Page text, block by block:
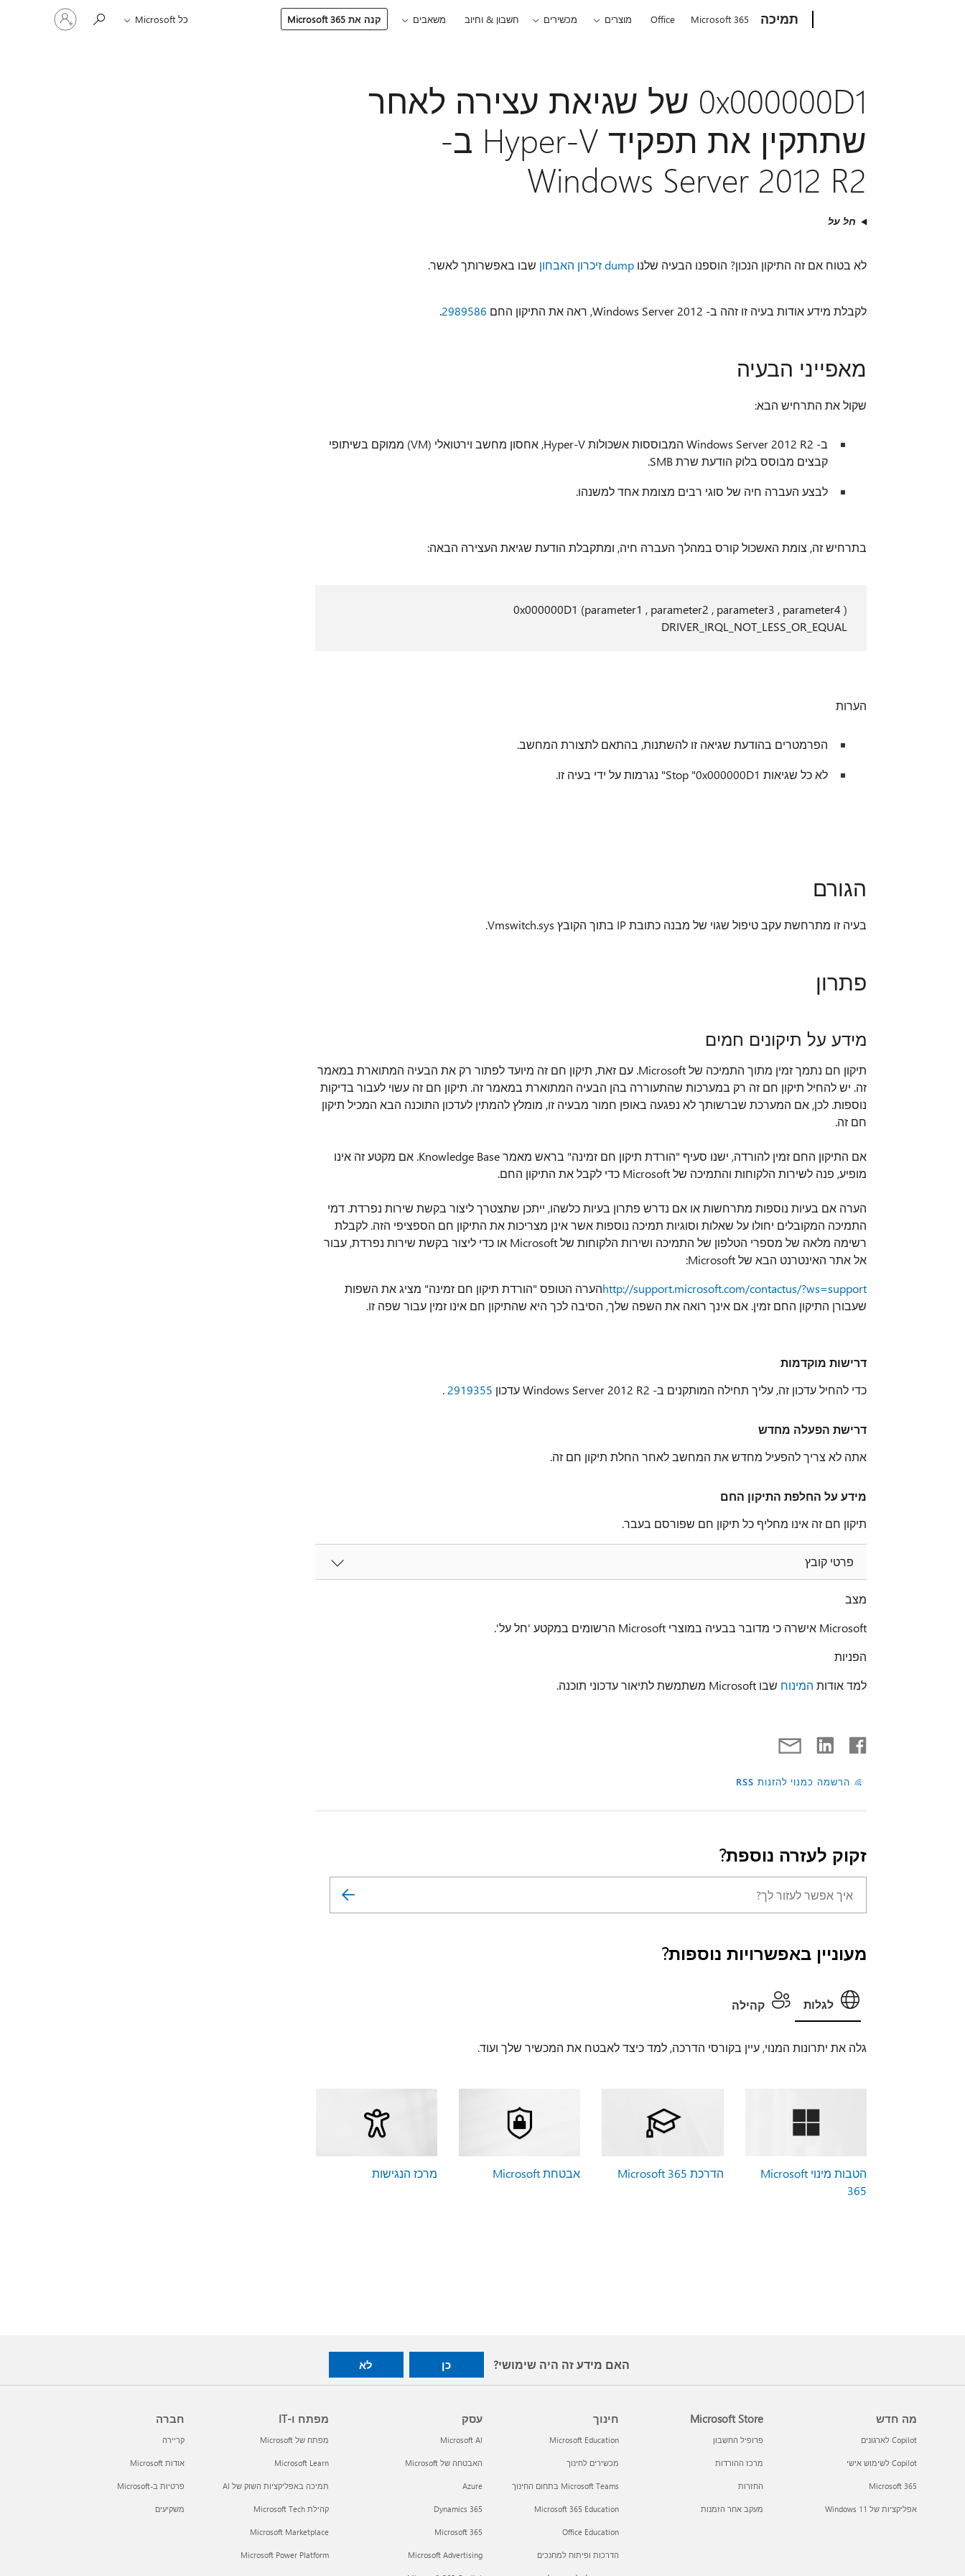
תמיכה Microsoft 365
Office מוצרים מכשירים חשבון & וחיוב משאבים קנה את Microsoft 365 כל Microsoft
היכנס
לחשבון
שלך
0x000000D1 של שגיאת עצירה לאחר
שתתקין את תפקיד Hyper-V ב-
Windows Server 2012 R2
חל על
לא בטוח אם זה התיקון הנכון? הוספנו הבעיה שלנו dump זיכרון האבחון שבו באפשרותך לאשר.
לקבלת מידע אודות בעיה זו זהה ב- Windows Server 2012, ראה את התיקון החם 2989586
.
מאפייני הבעיה
שקול את התרחיש הבא:
ב- Windows Server 2012 R2 המבוססות אשכולות Hyper-V, אחסון מחשב וירטואלי (VM) ממוקם בשיתופי
קבצים מבוסס בלוק הודעת שרת SMB.
לבצע העברה חיה של סוגי רבים מצומת אחד למשנהו.
בתרחיש זה, צומת האשכול קורס במהלך העברה חיה, ומתקבלת הודעת שגיאת העצירה הבאה:
0x000000D1 (parameter1 , parameter2 , parameter3 , parameter4 )
DRIVER_IRQL_NOT_LESS_OR_EQUAL
הערות
הפרמטרים בהודעת שגיאה זו להשתנות, בהתאם לתצורת המחשב.
לא כל שגיאות Stop "0x000000D1" נגרמות על ידי בעיה זו.
הגורם
בעיה זו מתרחשת עקב טיפול שגוי של מבנה כתובת IP בתוך הקובץ Vmswitch.sys.
פתרון
מידע על תיקונים חמים
תיקון חם נתמך זמין מתוך התמיכה של Microsoft. עם זאת, תיקון חם זה מיועד לפתור רק את הבעיה המתוארת במאמר
זה. יש להחיל תיקון חם זה רק במערכות שהתעוררה בהן הבעיה המתוארת במאמר זה. תיקון חם זה עשוי לעבור בדיקות
נוספות. לכן, אם המערכת שברשותך לא נפגעה באופן חמור מבעיה זו, מומלץ להמתין לעדכון התוכנה הבא המכיל תיקון
חם זה.
אם התיקון החם זמין להורדה, ישנו סעיף "הורדת תיקון חם זמינה" בראש מאמר Knowledge Base. אם מקטע זה אינו
מופיע, פנה לשירות הלקוחות והתמיכה של Microsoft כדי לקבל את התיקון החם.
הערה אם בעיות נוספות מתרחשות או אם נדרש פתרון בעיות כלשהו, ייתכן שתצטרך ליצור בקשת שירות נפרדת. דמי
התמיכה המקובלים יחולו על שאלות וסוגיות תמיכה נוספות אשר אינן מצריכות את התיקון חם הספציפי הזה. לקבלת
רשימה מלאה של מספרי הטלפון של התמיכה ושירות הלקוחות של Microsoft או כדי ליצור בקשת שירות נפרדת, עבור
אל אתר האינטרנט הבא של Microsoft:
http://support.microsoft.com/contactus/?ws=supportהערה הטופס "הורדת תיקון חם זמינה" מציג את השפות
שעבורן התיקון החם זמין. אם אינך רואה את השפה שלך, הסיבה לכך היא שהתיקון חם אינו זמין עבור שפה זו.
דרישות מוקדמות
כדי להחיל עדכון זה, עליך תחילה המותקנים ב- Windows Server 2012 R2 עדכון
2919355
.
דרישת הפעלה מחדש
אתה לא צריך להפעיל מחדש את המחשב לאחר החלת תיקון חם זה.
מידע על החלפת התיקון החם
תיקון חם זה אינו מחליף כל תיקון חם שפורסם בעבר.
פרטי קובץ
מצב
Microsoft אישרה כי מדובר בבעיה במוצרי Microsoft הרשומים במקטע 'חל על'.
הפניות
למד אודות המינוח שבו Microsoft משתמשת לתיאור עדכוני תוכנה.
הרשמה כמנוי להזנות RSS
זקוק לעזרה נוספת?
מעוניין באפשרויות נוספות?
לגלות קהילה
גלה את יתרונות המנוי, עיין בקורסי הדרכה, למד כיצד לאבטח את המכשיר שלך ועוד.
הטבות מינוי Microsoft
365
הדרכת Microsoft 365 אבטחת Microsoft מרכז הנגישות
האם מידע זה היה שימושי? כן לא
מה חדש
Copilot לארגונים
Copilot לשימוש אישי
Microsoft 365
אפליקציות של Windows 11‏
Microsoft Store
פרופיל החשבון
מרכז ההורדות
החזרות
מעקב אחר הזמנות
חינוך
Microsoft Education
מכשירים לחינוך
Microsoft Teams בתחום החינוך
Microsoft 365 Education
Office Education
הדרכות ופיתוח למחנכים
עסק
Microsoft AI
האבטחה של Microsoft
Azure
Dynamics 365
Microsoft 365
Microsoft Advertising
מפתח ו-IT
מפתח של Microsoft
Microsoft Learn
תמיכה באפליקציות השוק של AI
קהילת Microsoft Tech
Microsoft Marketplace
Microsoft Power Platform
חברה
קריירה
אודות Microsoft
פרטיות ב-Microsoft
משקיעים